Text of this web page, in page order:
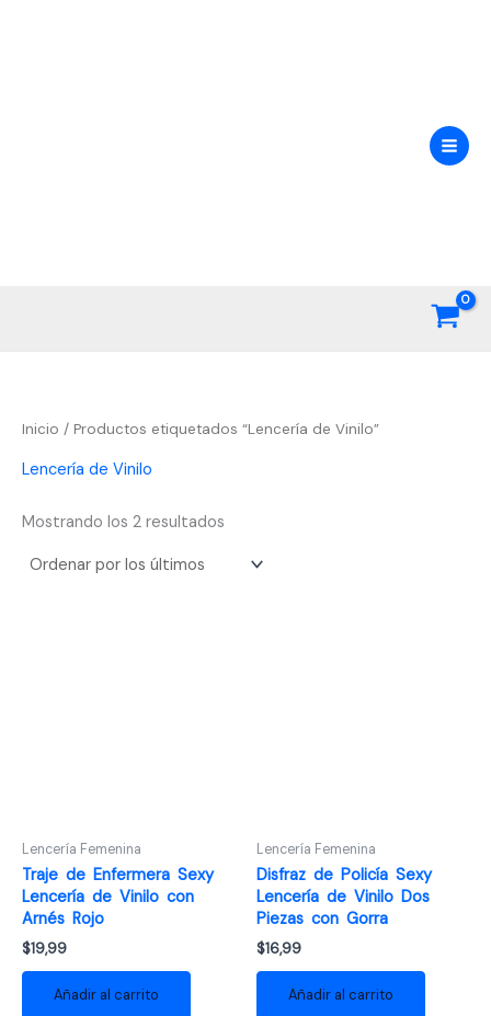
Inicio / Productos etiquetados “Lencería de Vinilo”
Lencería de Vinilo
Mostrando los 2 resultados
últimos
Lencería Femenina
Traje de Enfermera Sexy
Lencería de Vinilo con
Arnés Rojo
$19,99
Añadir al carrito
Lencería Femenina
Disfraz de Policía Sexy
Lencería de Vinilo Dos
Piezas con Gorra
$16,99
Añadir al carrito